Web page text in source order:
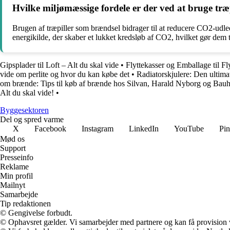
Hvilke miljømæssige fordele er der ved at bruge
Brugen af træpiller som brændsel bidrager til at reducere CO2-
energikilde, der skaber et lukket kredsløb af CO2, hvilket gør
Gipsplader til Loft – Alt du skal vide • Flyttekasser og Emballage til
vide om perlite og hvor du kan købe det • Radiatorskjulere: Den
om brænde: Tips til køb af brænde hos Silvan, Harald Nyborg og
Alt du skal vide! •
Byggesektoren
Del og spred varme
X
Facebook Instagram LinkedIn YouTube
Mød os
Support
Presseinfo
Reklame
Min profil
Mailnyt
Samarbejde
Tip redaktionen
© Gengivelse forbudt.
© Ophavsret gælder. Vi samarbejder med partnere og kan få provision